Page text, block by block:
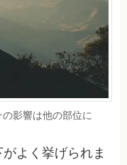
影響は他の部位に
よく挙げられま